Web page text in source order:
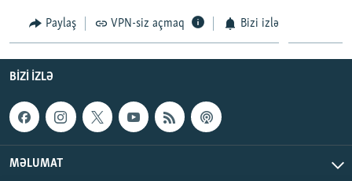
Paylaş VPN-siz açmaq Bizi izlə
BIZI IZLƏ
MƏLUMAT